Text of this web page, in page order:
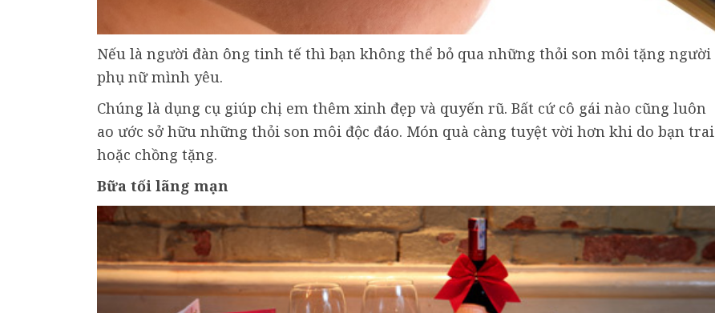
Nếu là người đàn ông tinh tế thì bạn không thể bỏ qua những thỏi son môi tặng người
phụ nữ mình yêu.
Chúng là dụng cụ giúp chị em thêm xinh đẹp và quyến rũ. Bất cứ cô gái nào cũng luôn
ao ước sở hữu những thỏi son môi độc đáo. Món quà càng tuyệt vời hơn khi do bạn trai
hoặc chồng tặng.
Bữa tối lãng mạn